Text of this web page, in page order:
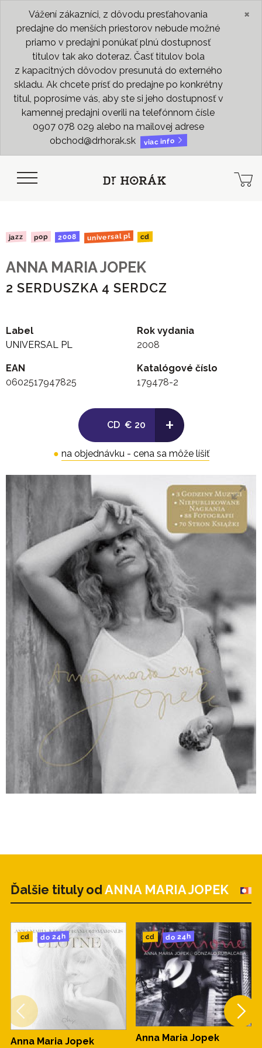
Vážení zákazníci, z dôvodu presťahovania
predajne do menších priestorov nebude možné
priamo v predajni ponúkať plnú dostupnosť
titulov tak ako doteraz. Časť titulov bola
z kapacitných dôvodov presunutá do externého
skladu. Ak chcete prísť do predajne po konkrétny
titul, poprosíme vás, aby ste si jeho dostupnosť v
kamennej predajni overili na telefónnom čísle
0907 078 029 alebo na mailovej adrese
obchod@drhorak.sk
viac info
×
jazz pop 2008 universal pl cd
ANNA MARIA JOPEK
2 SERDUSZKA 4 SERDCZ
Label
UNIVERSAL PL
Rok vydania
2008
EAN
0602517947825
Katalógové číslo
179478-2
CD € 20 +
● na objednávku - cena sa môže líšiť
Ďalšie tituly od ANNA MARIA JOPEK
cd do 24h
Anna Maria Jopek
cd do 24h
Anna Maria Jopek